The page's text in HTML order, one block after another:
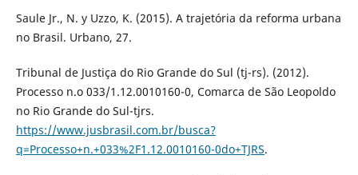
Saule Jr., N. y Uzzo, K. (2015). A trajetória da reforma urbana
no Brasil. Urbano, 27.
Tribunal de Justiça do Rio Grande do Sul (tj-rs). (2012).
Processo n.o 033/1.12.0010160-0, Comarca de São Leopoldo
no Rio Grande do Sul-tjrs.
https://www.jusbrasil.com.br/busca?
q=Processo+n.+033%2F1.12.0010160-0do+TJRS.